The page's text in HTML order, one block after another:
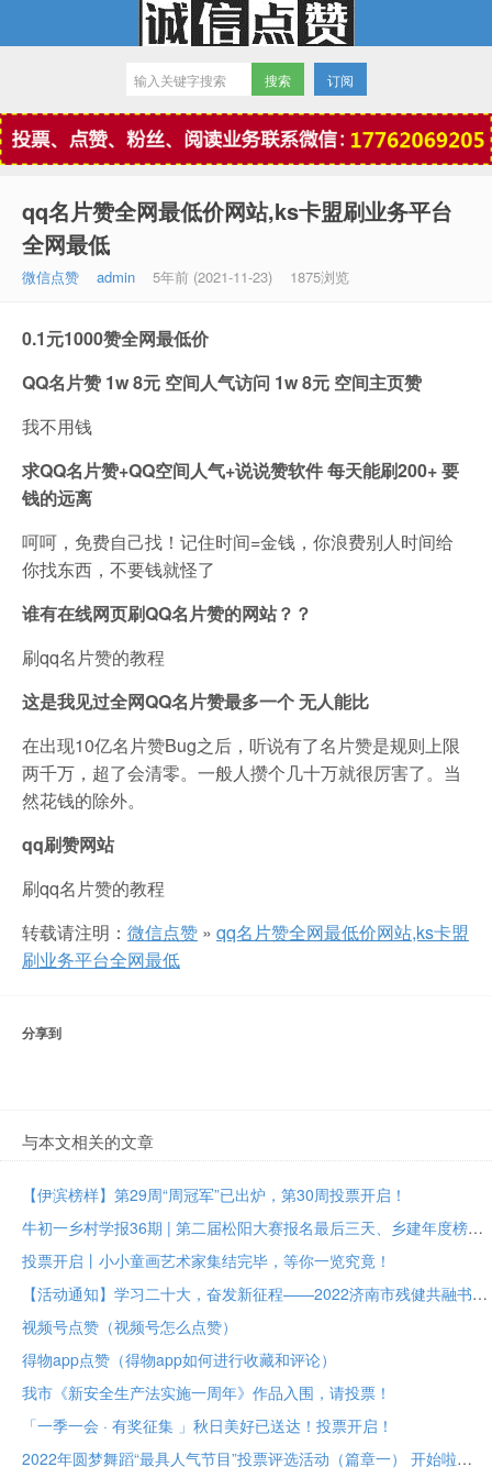
微信点赞
订阅
qq名片赞全网最低价网站,ks卡盟刷业务平台
全网最低
微信点赞 admin 5年前 (2021-11-23) 1875浏览
0.1元1000赞全网最低价
QQ名片赞 1w 8元 空间人气访问 1w 8元 空间主页赞
我不用钱
求QQ名片赞+QQ空间人气+说说赞软件 每天能刷200+ 要
钱的远离
呵呵，免费自己找！记住时间=金钱，你浪费别人时间给
你找东西，不要钱就怪了
谁有在线网页刷QQ名片赞的网站？？
刷qq名片赞的教程
这是我见过全网QQ名片赞最多一个 无人能比
在出现10亿名片赞Bug之后，听说有了名片赞是规则上限
两千万，超了会清零。一般人攒个几十万就很厉害了。当
然花钱的除外。
qq刷赞网站
刷qq名片赞的教程
转载请注明： 微信点赞 » qq名片赞全网最低价网站,ks卡盟
刷业务平台全网最低
分享到
与本文相关的文章
【伊滨榜样】第29周“周冠军”已出炉，第30周投票开启！
牛初一乡村学报36期 | 第二届松阳大赛报名最后三天、乡建年度榜样大众投票进行中
投票开启丨小小童画艺术家集结完毕，等你一览究竟！
【活动通知】学习二十大，奋发新征程——2022济南市残健共融书法美术作品展投票评选
视频号点赞（视频号怎么点赞）
得物app点赞（得物app如何进行收藏和评论）
我市《新安全生产法实施一周年》作品入围，请投票！
「一季一会 · 有奖征集 」秋日美好已送达！投票开启！
2022年圆梦舞蹈“最具人气节目”投票评选活动（篇章一） 开始啦